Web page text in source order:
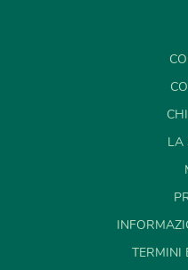
LA
TERMINI